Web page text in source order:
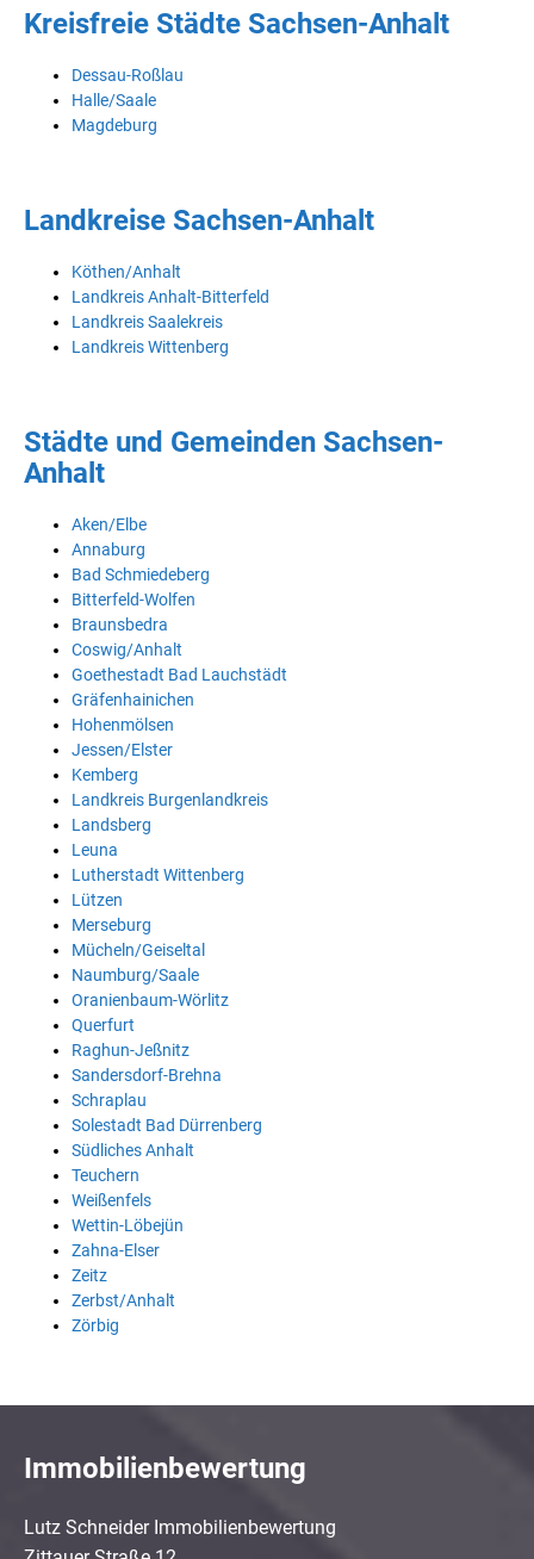
Kreisfreie Städte Sachsen-Anhalt
Dessau-Roßlau
Halle/Saale
Magdeburg
Landkreise Sachsen-Anhalt
Köthen/Anhalt
Landkreis Anhalt-Bitterfeld
Landkreis Saalekreis
Landkreis Wittenberg
Städte und Gemeinden Sachsen-
Anhalt
Aken/Elbe
Annaburg
Bad Schmiedeberg
Bitterfeld-Wolfen
Braunsbedra
Coswig/Anhalt
Goethestadt Bad Lauchstädt
Gräfenhainichen
Hohenmölsen
Jessen/Elster
Kemberg
Landkreis Burgenlandkreis
Landsberg
Leuna
Lutherstadt Wittenberg
Lützen
Merseburg
Mücheln/Geiseltal
Naumburg/Saale
Oranienbaum-Wörlitz
Querfurt
Raghun-Jeßnitz
Sandersdorf-Brehna
Schraplau
Solestadt Bad Dürrenberg
Südliches Anhalt
Teuchern
Weißenfels
Wettin-Löbejün
Zahna-Elser
Zeitz
Zerbst/Anhalt
Zörbig
Immobilienbewertung
Lutz Schneider Immobilienbewertung